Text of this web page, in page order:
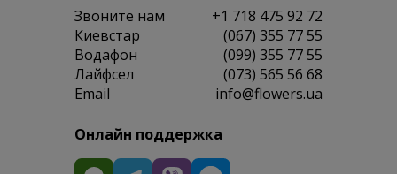
Звоните нам
+1 718 475 92 72
Киевстар
(067) 355 77 55
Водафон
(099) 355 77 55
Лайфсел
(073) 565 56 68
Email
info@flowers.ua
Онлайн поддержка